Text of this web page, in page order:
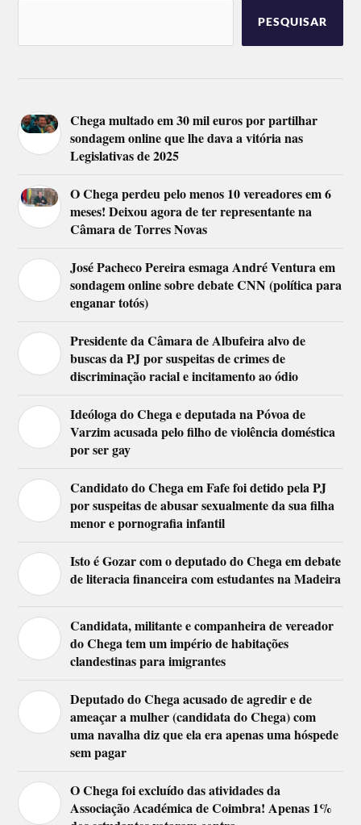
PESQUISAR
Chega multado em 30 mil euros por partilhar
sondagem online que lhe dava a vitória nas
Legislativas de 2025
O Chega perdeu pelo menos 10 vereadores em 6
meses! Deixou agora de ter representante na
Câmara de Torres Novas
José Pacheco Pereira esmaga André Ventura em
sondagem online sobre debate CNN (política para
enganar totós)
Presidente da Câmara de Albufeira alvo de
buscas da PJ por suspeitas de crimes de
discriminação racial e incitamento ao ódio
Ideóloga do Chega e deputada na Póvoa de
Varzim acusada pelo filho de violência doméstica
por ser gay
Candidato do Chega em Fafe foi detido pela PJ
por suspeitas de abusar sexualmente da sua filha
menor e pornografia infantil
Isto é Gozar com o deputado do Chega em debate
de literacia financeira com estudantes na Madeira
Candidata, militante e companheira de vereador
do Chega tem um império de habitações
clandestinas para imigrantes
Deputado do Chega acusado de agredir e de
ameaçar a mulher (candidata do Chega) com
uma navalha diz que ela era apenas uma hóspede
sem pagar
O Chega foi excluído das atividades da
Associação Académica de Coimbra! Apenas 1%